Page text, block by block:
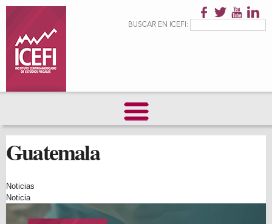
principalFormulario de
BUSCAR EN ICEFI:
Guatemala
Noticias
Noticia